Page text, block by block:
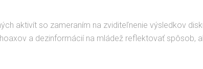
aktivít so zameraním na zviditeľnenie výsledkov
a dezinformácií na mládež reflektovať spôsob,